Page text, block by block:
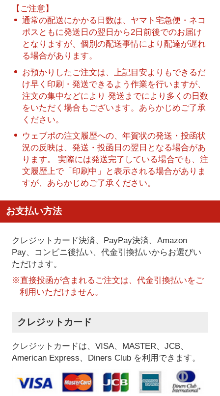
【ご注意】
通常の配送にかかる日数は、ヤマト宅急便・ネコ
ポスともに発送日の翌日から2日前後でのお届け
となりますが、個別の配送事情により配達が遅れ
る場合があります。
お預かりしたご注文は、上記目安よりもできるだ
け早く印刷・発送できるよう作業を行いますが、
注文の集中などにより 発送までにより多くの日数
をいただく場合もございます。あらかじめご了承
ください。
ウェブポの注文履歴への、年賀状の発送・投函状
況の反映は、発送・投函日の翌日となる場合があ
ります。 実際には発送完了している場合でも、注
文履歴上で「印刷中」と表示される場合がありま
すが、あらかじめご了承ください。
お支払い方法
クレジットカード決済、PayPay決済、Amazon
Pay、コンビニ後払い、代金引換払いからお選びい
ただけます。
※直接投函が含まれるご注文は、代金引換払いをご
利用いただけません。
クレジットカード
クレジットカードは、VISA、MASTER、JCB、
American Express、Diners Club を利用できます。